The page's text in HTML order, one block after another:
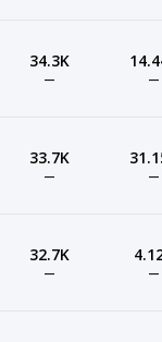
34.3K
— —
33.7K
— —
32.7K
— —